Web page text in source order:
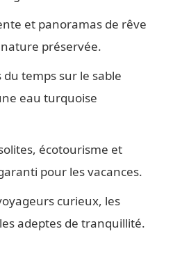
et panoramas de rêve
préservée.
temps sur le sable
eau turquoise
écotourisme et
pour les vacances.
curieux, les
adeptes de tranquillité.